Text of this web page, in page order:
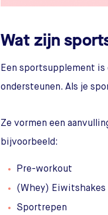
Wat zijn
Een sportsupplement
ondersteunen. Als je
Ze vormen een
bijvoorbeeld:
Pre-workout
(Whey) Eiwitshakes
Sportrepen